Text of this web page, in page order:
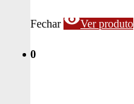
Fechar visibilityVer produto
0